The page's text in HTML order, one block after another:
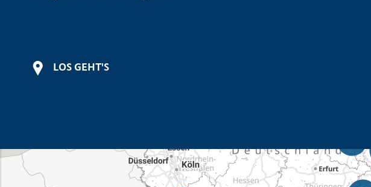
LOS GEHT'S